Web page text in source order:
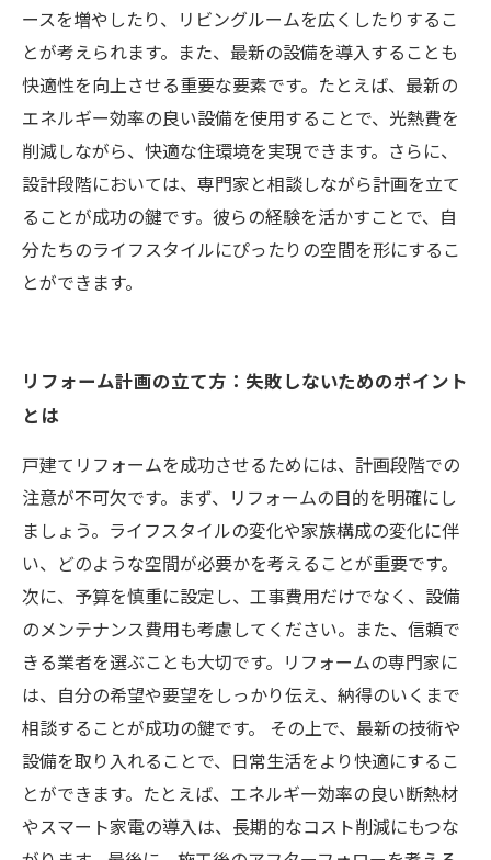
ースを増やしたり、リビングルームを広くしたりするこ
とが考えられます。また、最新の設備を導入することも
快適性を向上させる重要な要素です。たとえば、最新の
エネルギー効率の良い設備を使用することで、光熱費を
削減しながら、快適な住環境を実現できます。さらに、
設計段階においては、専門家と相談しながら計画を立て
ることが成功の鍵です。彼らの経験を活かすことで、自
分たちのライフスタイルにぴったりの空間を形にするこ
とができます。
リフォーム計画の立て方：失敗しないためのポイント
とは
戸建てリフォームを成功させるためには、計画段階での
注意が不可欠です。まず、リフォームの目的を明確にし
ましょう。ライフスタイルの変化や家族構成の変化に伴
い、どのような空間が必要かを考えることが重要です。
次に、予算を慎重に設定し、工事費用だけでなく、設備
のメンテナンス費用も考慮してください。また、信頼で
きる業者を選ぶことも大切です。リフォームの専門家に
は、自分の希望や要望をしっかり伝え、納得のいくまで
相談することが成功の鍵です。 その上で、最新の技術や
設備を取り入れることで、日常生活をより快適にするこ
とができます。たとえば、エネルギー効率の良い断熱材
やスマート家電の導入は、長期的なコスト削減にもつな